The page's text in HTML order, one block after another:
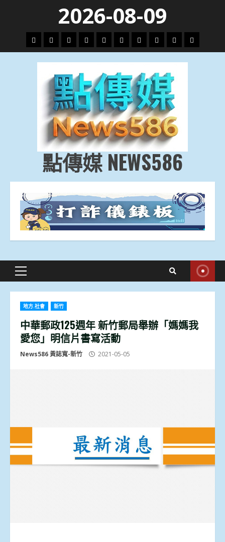
content
2026-08-09
頭
條
財
經
地
方.
會
文
教.
技
專
題
娛
樂
劇
政
治
國
際
運
動
生
活
點傳媒 NEWS586
Primary
地方.社會 新竹
中華郵政125週年 新竹郵局舉辦「媽媽我
愛您」明信片書寫活動
News586 黃誌寬-新竹 2021-05-05